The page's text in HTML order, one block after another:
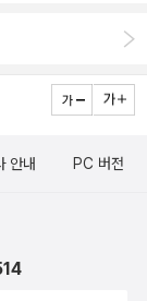
있었기에 다행이
도 수련을 열심히
에 아이는 기대와
아이의 접수번호
글쓰기 하는 오빠
ㅠ.ㅠ)이번 방
하는 해아를 위해
책이나 이것 역시
면 한 시간이 후다
는 분야....다른
입체퍼즐과 공룡
안내 PC 버전